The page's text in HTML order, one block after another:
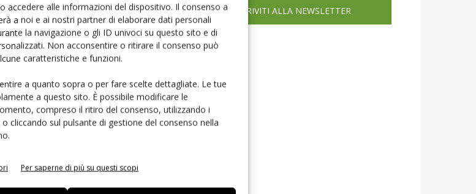
accedere alle informazioni del dispositivo. Il consenso a
a noi e ai nostri partner di elaborare dati personali
la navigazione o gli ID univoci su questo sito e di
Non acconsentire o ritirare il consenso può
caratteristiche e funzioni.
a quanto sopra o per fare scelte dettagliate. Le tue
a questo sito. È possibile modificare le
compreso il ritiro del consenso, utilizzando i
cliccando sul pulsante di gestione del consenso nella
Per saperne di più su questi scopi
ISCRIVITI ALLA NEWSLETTER